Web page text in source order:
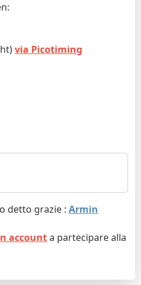
via Picotiming
detto grazie : Armin
accounta partecipare alla